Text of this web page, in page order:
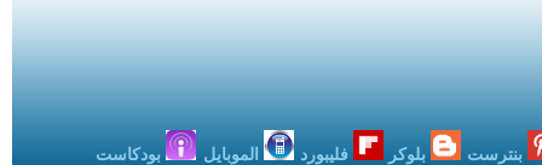
بنترست بلوكر فليبورد الموبايل بودكاست